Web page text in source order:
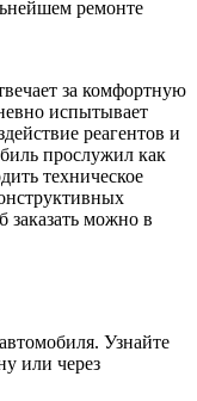
ремонте
за комфортную
испытывает
реагентов и
прослужил как
техническое
заказать можно в
Узнайте
или через